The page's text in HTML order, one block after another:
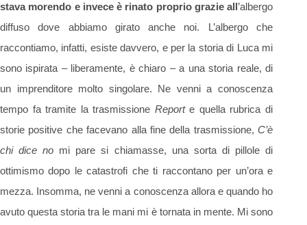
stava morendo e invece è rinato proprio grazie all’albergo
diffuso dove abbiamo girato anche noi. L’albergo che
raccontiamo, infatti, esiste davvero, e per la storia di Luca mi
sono ispirata – liberamente, è chiaro – a una storia reale, di
un imprenditore molto singolare. Ne venni a conoscenza
tempo fa tramite la trasmissione Reporte quella rubrica di
storie positive che facevano alla fine della trasmissione, C’è
chi dice no mi pare si chiamasse, una sorta di pillole di
ottimismo dopo le catastrofi che ti raccontano per un’ora e
mezza. Insomma, ne venni a conoscenza allora e quando ho
avuto questa storia tra le mani mi è tornata in mente. Mi sono